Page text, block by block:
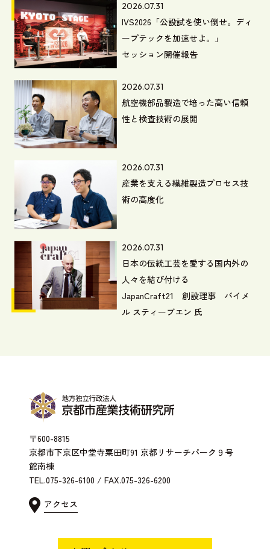
2026.07.31
IVS2026「公設試を使い倒せ。ディ
ープテックを加速せよ。」
セッション開催報告
2026.07.31
航空機部品製造で培った高い信頼
性と検査技術の展開
2026.07.31
産業を支える繊維製造プロセス技
術の高度化
2026.07.31
日本の伝統工芸を愛する国内外の
人々を結び付ける
JapanCraft21 創設理事 バイメ
ル スティーブエン 氏
〒600-8815
京都市下京区中堂寺粟田町91 京都リサーチパーク９号
館南棟
TEL.075-326-6100 / FAX.075-326-6200
アクセス